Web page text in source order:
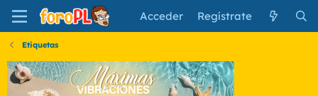
Acceder Regístrate
Etiquetas